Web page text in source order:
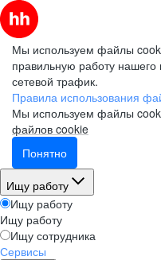
Мы используем файлы
правильную работу нашего
сетевой трафик.
Правила использования
Мы используем файлы
файлов cookie
Понятно
Ищу работу
Ищу работу
Ищу работу
Ищу сотрудника
Сервисы